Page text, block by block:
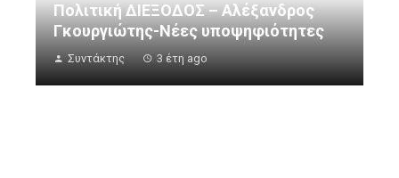
Πολιτική ΔΙΕΞΟΔΟΣ – Αλέξανδρος
Γκουργιώτης-Νέες υποψηφιότητες
Συντάκτης 3 έτη ago